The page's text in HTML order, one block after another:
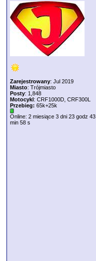
Zarejestrowany: Jul 2019
Miasto: Trójmiasto
Posty: 1,848
Motocykl: CRF1000D, CRF300L
Przebieg: 65k+25k
Online: 2 miesiące 3 dni 23 godz 43
min 58 s